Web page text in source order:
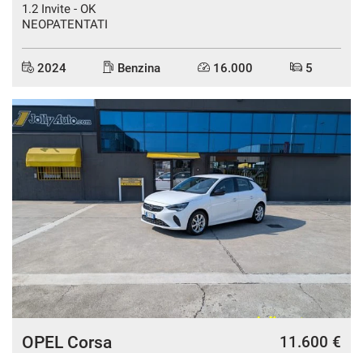
1.2 Invite - OK
NEOPATENTATI
2024 Benzina 16.000 5
DISPONIBILE
OPEL Corsa 11.600 €